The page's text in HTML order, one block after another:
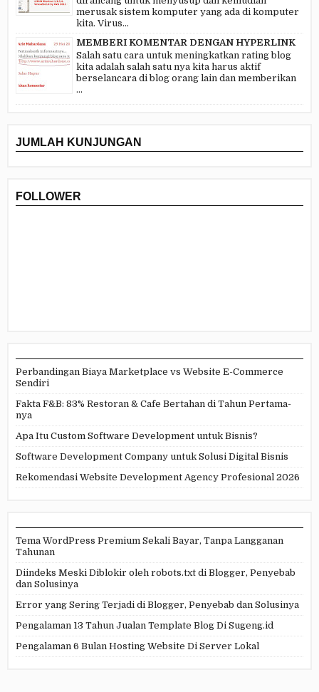
merusak sistem komputer yang ada di komputer
kita. Virus...
MEMBERI KOMENTAR DENGAN HYPERLINK
Salah satu cara untuk meningkatkan rating blog
kita adalah salah satu nya kita harus aktif
berselancara di blog orang lain dan memberikan
...
JUMLAH KUNJUNGAN
FOLLOWER
Perbandingan Biaya Marketplace vs Website E-Commerce
Sendiri
Fakta F&B: 83% Restoran & Cafe Bertahan di Tahun Pertama-
nya
Apa Itu Custom Software Development untuk Bisnis?
Software Development Company untuk Solusi Digital Bisnis
Rekomendasi Website Development Agency Profesional 2026
Tema WordPress Premium Sekali Bayar, Tanpa Langganan
Tahunan
Diindeks Meski Diblokir oleh robots.txt di Blogger, Penyebab
dan Solusinya
Error yang Sering Terjadi di Blogger, Penyebab dan Solusinya
Pengalaman 13 Tahun Jualan Template Blog Di Sugeng.id
Pengalaman 6 Bulan Hosting Website Di Server Lokal